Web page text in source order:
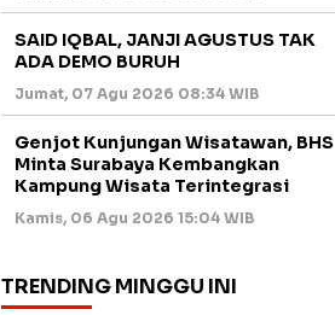
SAID IQBAL, JANJI AGUSTUS TAK
ADA DEMO BURUH
Jumat, 07 Agu 2026 08:34 WIB
Genjot Kunjungan Wisatawan, BHS
Minta Surabaya Kembangkan
Kampung Wisata Terintegrasi
Kamis, 06 Agu 2026 15:04 WIB
TRENDING MINGGU INI